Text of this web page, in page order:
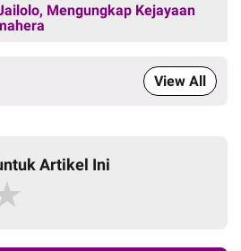
Mengungkap Kejayaan
View All
Artikel Ini